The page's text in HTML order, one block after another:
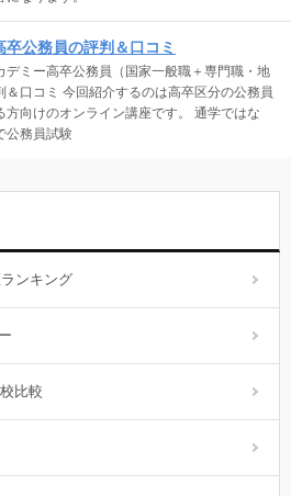
卒公務員の評判＆口コミ
デミー高卒公務員（国家一般職＋専門職・地
＆口コミ 今回紹介するのは高卒区分の公務員
方向けのオンライン講座です。 通学ではな
公務員試験
ンキング
比較